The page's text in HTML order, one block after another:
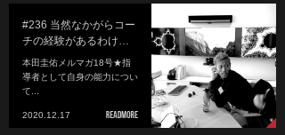
#236 当然なかがらコー
チの経験があるわけ…
本田圭佑メルマガ18号★指
導者として自身の能力につい
て...
2020.12.17